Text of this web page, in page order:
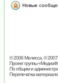
Новые
© 2006 Мелисса, ©
Проект группы «
По общим и
Перепечатка